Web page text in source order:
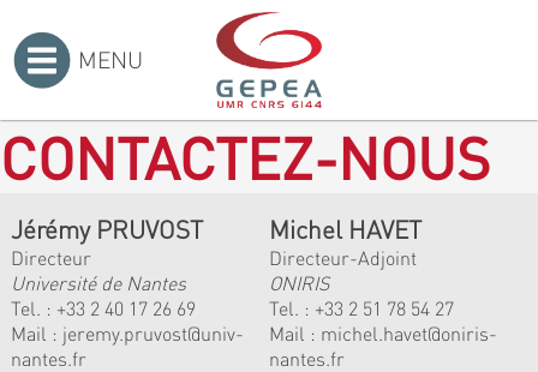
MENU
CONTACTEZ-NOUS
Jérémy PRUVOST
Directeur
Université de Nantes
Tel. : +33 2 40 17 26 69
Mail : jeremy.pruvost@univ-
nantes.fr
Michel HAVET
Directeur-Adjoint
ONIRIS
Tel. : +33 2 51 78 54 27
Mail : michel.havet@oniris-
nantes.fr